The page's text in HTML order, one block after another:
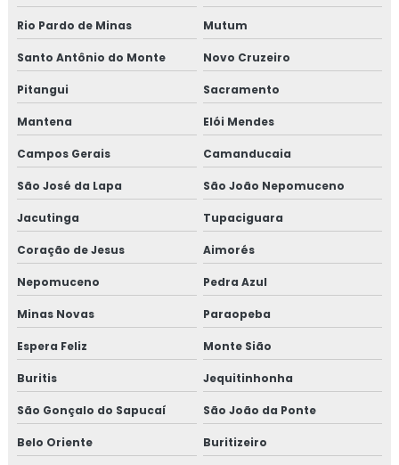
Treinamento em auditoria interna
Treinamento em auditoria interna da norma FSSC 22000
Treinamento em boas práticas de fabricação
Treinamento em boas práticas em laboratórios
Treinamento em certificação GMP+2020
Treinamento em controle de pragas
Treinamento para coordenadores de equipes de melhoria
Treinamento em cultura da segurança de alimentos e
qualidade
Treinamento em dashboard aplicado à indústria
Rio Pardo de Minas Mutum
Santo Antônio do Monte Novo Cruzeiro
Pitangui Sacramento
Mantena Elói Mendes
Campos Gerais Camanducaia
São José da Lapa São João Nepomuceno
Jacutinga Tupaciguara
Coração de Jesus Aimorés
Nepomuceno Pedra Azul
Minas Novas Paraopeba
Espera Feliz Monte Sião
Buritis Jequitinhonha
São Gonçalo do Sapucaí São João da Ponte
Belo Oriente Buritizeiro